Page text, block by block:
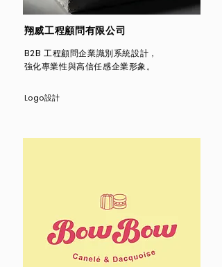
翔威工程顧問有限公司
B2B 工程顧問企業識別系統設計，
強化專業性與高信任感企業形象。
Logo設計